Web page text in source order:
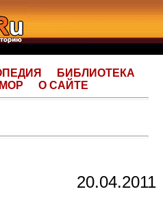
БИБЛИОТЕКА
О САЙТЕ
20.04.2011